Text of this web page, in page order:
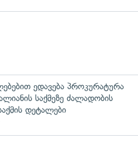
ედავება პროკურატურა
საქმეზე ძალადობის
დეტალები